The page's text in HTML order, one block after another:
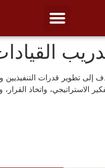
تطوير قدرات التنفيذيين
الاستراتيجي، واتخاذ القرار،